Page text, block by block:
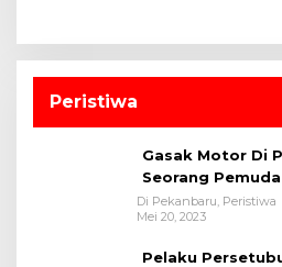
Peristiwa
Gasak Motor Di
Seorang
Bukit Raya
Di Pekanbaru, Peristiwa
Mei 20, 2023
Pelaku